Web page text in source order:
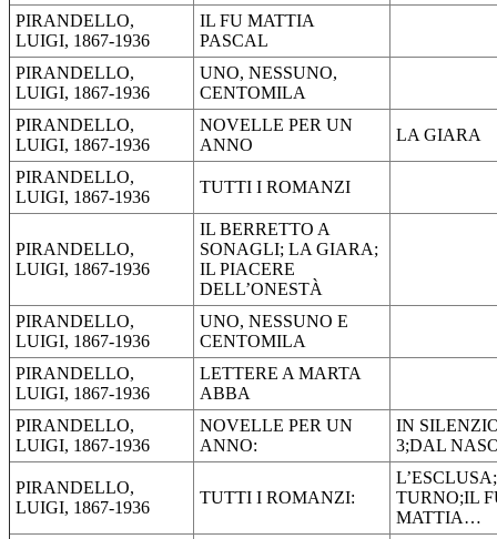
PIRANDELLO,
LUIGI, 1867-1936
IL FU MATTIA
PASCAL
PIRANDELLO,
LUIGI, 1867-1936
UNO, NESSUNO,
CENTOMILA
PIRANDELLO,
LUIGI, 1867-1936
NOVELLE PER UN
ANNO
LA GIARA
PIRANDELLO,
LUIGI, 1867-1936
TUTTI I ROMANZI
PIRANDELLO,
LUIGI, 1867-1936
IL BERRETTO A
SONAGLI; LA GIARA;
IL PIACERE
DELL’ONESTÀ
PIRANDELLO,
LUIGI, 1867-1936
UNO, NESSUNO E
CENTOMILA
PIRANDELLO,
LUIGI, 1867-1936
LETTERE A MARTA
ABBA
PIRANDELLO,
LUIGI, 1867-1936
NOVELLE PER UN
ANNO:
IN
3;DAL
PIRANDELLO,
LUIGI, 1867-1936
TUTTI I ROMANZI:
TURNO;IL
MATTIA…